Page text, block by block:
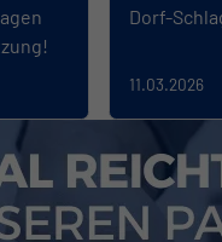
Dorf-
11.03.2026